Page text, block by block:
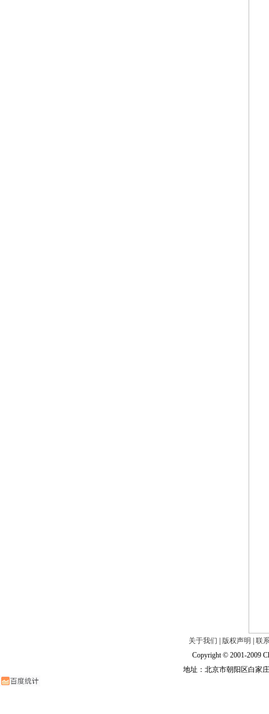
关于我们 版权声明
联
Copyright © 2001-2009
地址：北京市朝阳区白家